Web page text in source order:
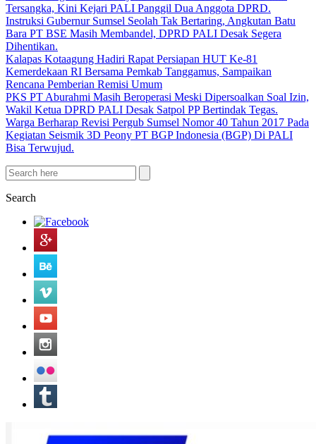
Tersangka, Kini Kejari PALI Panggil Dua Anggota DPRD.
Instruksi Gubernur Sumsel Seolah Tak Bertaring, Angkutan Batu
Bara PT BSE Masih Membandel, DPRD PALI Desak Segera
Dihentikan.
Kalapas Kotaagung Hadiri Rapat Persiapan HUT Ke-81
Kemerdekaan RI Bersama Pemkab Tanggamus, Sampaikan
Rencana Pemberian Remisi Umum
PKS PT Aburahmi Masih Beroperasi Meski Dipersoalkan Soal Izin,
Wakil Ketua DPRD PALI Desak Satpol PP Bertindak Tegas.
Warga Berharap Revisi Pergub Sumsel Nomor 40 Tahun 2017 Pada
Kegiatan Seismik 3D Peony PT BGP Indonesia (BGP) Di PALI
Bisa Terwujud.
Search